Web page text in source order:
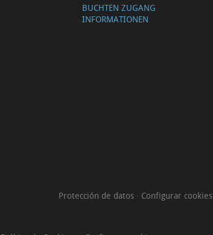
BUCHTEN ZUGANG
INFORMATIONEN
Protección de datos · Configurar cookies